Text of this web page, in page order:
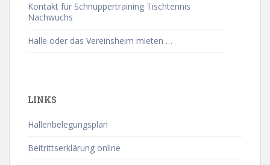
Kontakt für Schnuppertraining Tischtennis
Nachwuchs
Halle oder das Vereinsheim mieten …
LINKS
Hallenbelegungsplan
Beitrittserklärung online